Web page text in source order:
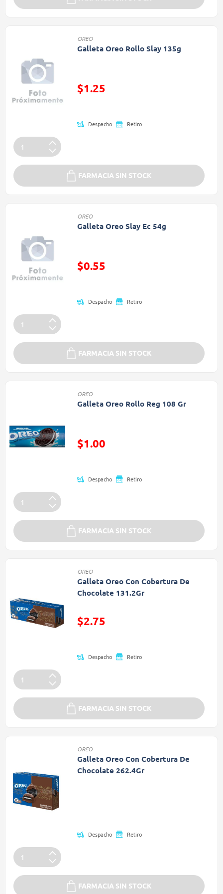
OREO
Galleta Oreo Rollo Slay 135g
Precio reducido de
$1.25
Despacho Retiro
FARMACIA SIN STOCK
OREO
Galleta Oreo Slay Ec 54g
Precio reducido de
$0.55
Despacho Retiro
FARMACIA SIN STOCK
OREO
Galleta Oreo Rollo Reg 108 Gr
Precio reducido de
$1.00
Despacho Retiro
FARMACIA SIN STOCK
OREO
Galleta Oreo Con Cobertura De
Chocolate 131.2Gr
Precio reducido de
$2.75
Despacho Retiro
FARMACIA SIN STOCK
OREO
Galleta Oreo Con Cobertura De
Chocolate 262.4Gr
Despacho Retiro
FARMACIA SIN STOCK